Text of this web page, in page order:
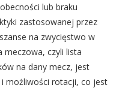
lub braku
zastosowanej przez
na zwycięstwo w
meczowa, czyli lista
na dany mecz, jest
i możliwości rotacji, co jest